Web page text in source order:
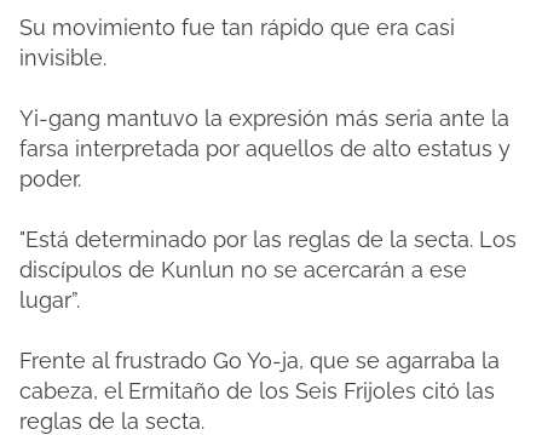
Su movimiento fue tan rápido que era casi
invisible.
Yi-gang mantuvo la expresión más seria ante la
farsa interpretada por aquellos de alto estatus y
poder.
"Está determinado por las reglas de la secta. Los
discípulos de Kunlun no se acercarán a ese
lugar”.
Frente al frustrado Go Yo-ja, que se agarraba la
cabeza, el Ermitaño de los Seis Frijoles citó las
reglas de la secta.